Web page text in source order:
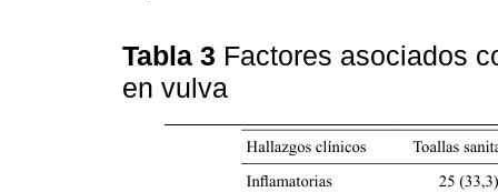
Tabla 3 Factores asociados
en vulva